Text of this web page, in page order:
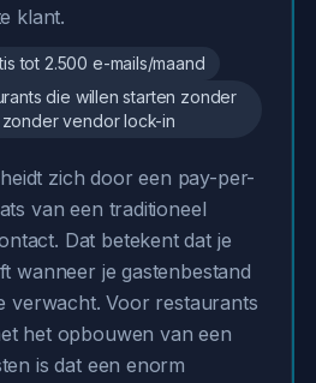
klant.
tot 2.500 e-mails/maand
die willen starten zonder
vendor lock-in
zich door een pay-per-
van een traditioneel
Dat betekent dat je
wanneer je gastenbestand
verwacht. Voor restaurants
het opbouwen van een
is dat een enorm